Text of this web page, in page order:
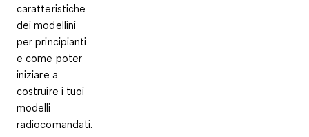
caratteristiche
dei modellini
per principianti
e come poter
iniziare a
costruire i tuoi
modelli
radiocomandati.